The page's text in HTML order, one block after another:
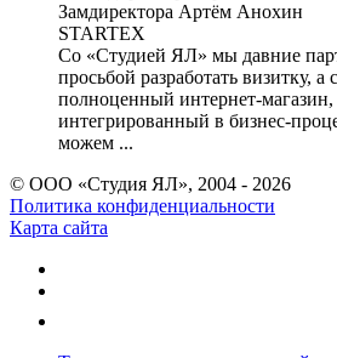
Замдиректора Артём Анохин
STARTEX
Со «Студией ЯЛ» мы давние
просьбой разработать визитку,
полноценный интернет-
интегрированный в бизнес-
можем ...
© ООО «Студия ЯЛ», 2004 - 2026
Политика конфиденциальности
Карта сайта